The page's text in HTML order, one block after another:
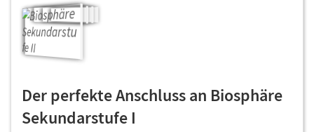
Der perfekte Anschluss an Biosphäre
Sekundarstufe I